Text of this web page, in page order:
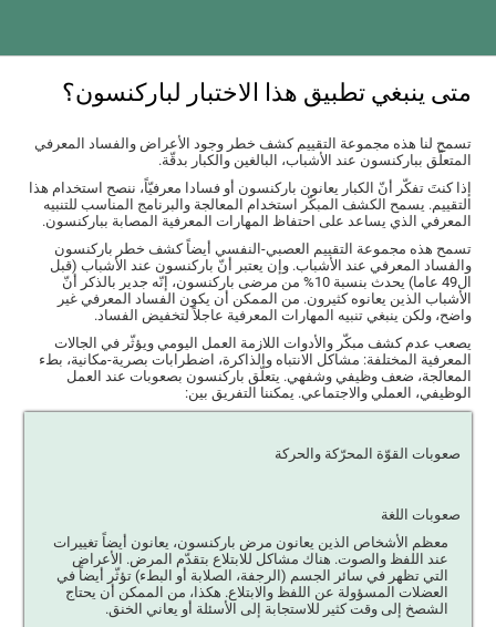
متى ينبغي تطبيق هذا الاختبار لباركنسون؟
تسمح لنا هذه مجموعة التقييم كشف خطر وجود الأعراض والفساد المعرفي
المتعلّق بباركنسون عند الأشباب، البالغين والكبار بدقّة.
إذا كنتَ تفكّر أنّ الكبار يعانون باركنسون أو فسادا معرفيّاً، ننصح استخدام هذا
التقييم. يسمح الكشف المبكّر استخدام المعالجة والبرنامج المناسب للتنبيه
المعرفي الذي يساعد على احتفاظ المهارات المعرفية المصابة بباركنسون.
تسمح هذه مجموعة التقييم العصبي-النفسي أيضاً كشف خطر باركنسون
والفساد المعرفي عند الأشباب. وإن يعتبر أنّ باركنسون عند الأشباب (قبل
ال49 عاما) يحدث بنسبة 10% من مرضى باركنسون، إنّه جدير بالذكر أنّ
الأشباب الذين يعانوه كثيرون. من الممكن أن يكون الفساد المعرفي غير
واضح، ولكن ينبغي تنبيه المهارات المعرفية عاجلاً لتخفيض الفساد.
يصعب عدم كشف مبكّر والأدوات اللازمة العمل اليومي ويؤثّر في الجالات
المعرفية المختلفة: مشاكل الانتباه والذاكرة، اضطرابات بصرية-مكانية، بطء
المعالجة، ضعف وظيفي وشفهي. يتعلّق باركنسون بصعوبات عند العمل
الوظيفي، العملي والاجتماعي. يمكننا التفريق بين:
صعوبات القوّة المحرّكة والحركة
صعوبات اللغة
معظم الأشخاص الذين يعانون مرض باركنسون، يعانون أيضاً تغييرات
عند اللفظ والصوت. هناك مشاكل للابتلاع بتقدّم المرض. الأعراض
التي تظهر في سائر الجسم (الرجفة، الصلابة أو البطء) تؤثّر أيضاً في
العضلات المسؤولة عن اللفظ والابتلاع. هكذا، من الممكن أن يحتاج
الشصخ إلى وقت كثير للاستجابة إلى الأسئلة أو يعاني الخنق.